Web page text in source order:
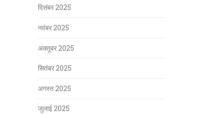
दिसंबर 2025
नवंबर 2025
अक्तूबर 2025
सितंबर 2025
अगस्त 2025
जुलाई 2025